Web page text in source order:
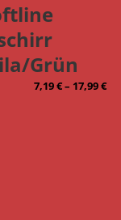
Grün
7,19€– 17,99€